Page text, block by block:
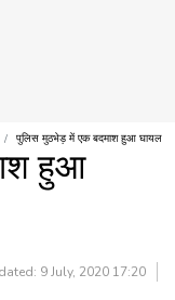
पुलिस मुठभेड़ में एक बदमाश हुआ घायल
हुआ
9 July, 2020 17:20